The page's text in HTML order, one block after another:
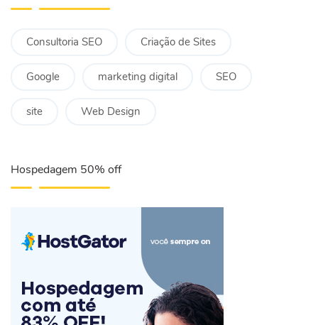
Consultoria SEO Criação de Sites
Google marketing digital SEO
site Web Design
Hospedagem 50% off